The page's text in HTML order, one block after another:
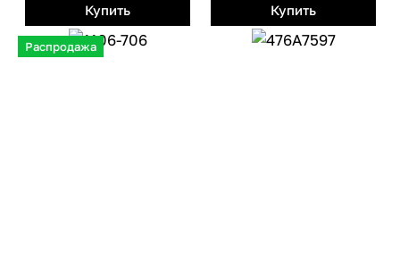
Купить Купить
Распродажа